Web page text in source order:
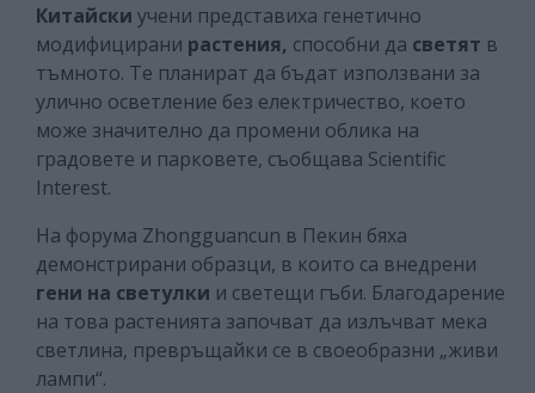
Китайски учени представиха генетично
модифицирани растения, способни да светят в
тъмното. Те планират да бъдат използвани за
улично осветление без електричество, което
може значително да промени облика на
градовете и парковете, съобщава Scientific
Interest.
На форума Zhongguancun в Пекин бяха
демонстрирани образци, в които са внедрени
гени на светулки и светещи гъби. Благодарение
на това растенията започват да излъчват мека
светлина, превръщайки се в своеобразни „живи
лампи“.